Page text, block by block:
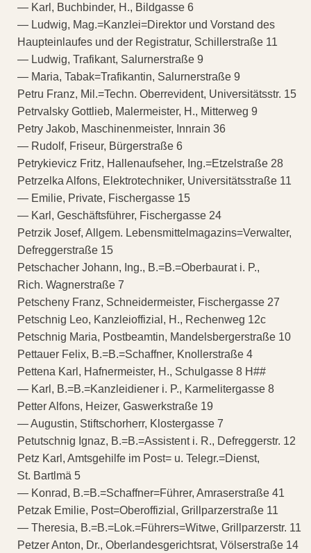
— Karl, Buchbinder, H., Bildgasse 6
— Ludwig, Mag.=Kanzlei=Direktor und Vorstand des
Haupteinlaufes und der Registratur, Schillerstraße 11
— Ludwig, Trafikant, Salurnerstraße 9
— Maria, Tabak=Trafikantin, Salurnerstraße 9
Petru Franz, Mil.=Techn. Oberrevident, Universitätsstr. 15
Petrvalsky Gottlieb, Malermeister, H., Mitterweg 9
Petry Jakob, Maschinenmeister, Innrain 36
— Rudolf, Friseur, Bürgerstraße 6
Petrykievicz Fritz, Hallenaufseher, Ing.=Etzelstraße 28
Petrzelka Alfons, Elektrotechniker, Universitätsstraße 11
— Emilie, Private, Fischergasse 15
— Karl, Geschäftsführer, Fischergasse 24
Petrzik Josef, Allgem. Lebensmittelmagazins=Verwalter,
Defreggerstraße 15
Petschacher Johann, Ing., B.=B.=Oberbaurat i. P.,
Rich. Wagnerstraße 7
Petscheny Franz, Schneidermeister, Fischergasse 27
Petschnig Leo, Kanzleioffizial, H., Rechenweg 12c
Petschnig Maria, Postbeamtin, Mandelsbergerstraße 10
Pettauer Felix, B.=B.=Schaffner, Knollerstraße 4
Pettena Karl, Hafnermeister, H., Schulgasse 8 H##
— Karl, B.=B.=Kanzleidiener i. P., Karmelitergasse 8
Petter Alfons, Heizer, Gaswerkstraße 19
— Augustin, Stiftschorherr, Klostergasse 7
Petutschnig Ignaz, B.=B.=Assistent i. R., Defreggerstr. 12
Petz Karl, Amtsgehilfe im Post= u. Telegr.=Dienst,
St. Bartlmä 5
— Konrad, B.=B.=Schaffner=Führer, Amraserstraße 41
Petzak Emilie, Post=Oberoffizial, Grillparzerstraße 11
— Theresia, B.=B.=Lok.=Führers=Witwe, Grillparzerstr. 11
Petzer Anton, Dr., Oberlandesgerichtsrat, Völserstraße 14